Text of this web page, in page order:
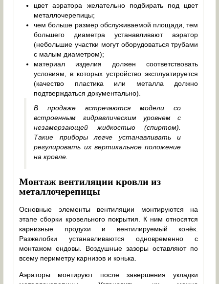
цвет аэратора желательно подбирать под цвет
металлочерепицы;
чем больше размер обслуживаемой площади, тем
большего диаметра устанавливают аэратор
(небольшие участки могут оборудоваться трубами
с малым диаметром);
материал изделия должен соответствовать
условиям, в которых устройство эксплуатируется
(качество пластика или металла должно
подтверждаться документально).
В продаже встречаются модели со
встроенным гидравлическим уровнем с
незамерзающей жидкостью (спиртом).
Такие приборы легче устанавливать и
регулировать их вертикальное положение
на кровле.
Монтаж вентиляции кровли из
металлочерепицы
Основные элементы вентиляции монтируются на
этапе сборки кровельного покрытия. К ним относятся
карнизные продухи и вентилируемый конёк.
Разжелобки устанавливаются одновременно с
монтажом ендовы. Воздушные зазоры оставляют по
всему периметру карнизов и конька.
Аэраторы монтируют после завершения укладки